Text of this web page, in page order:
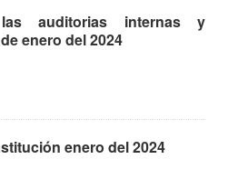
auditorias internas y
enero del 2024
enero del 2024